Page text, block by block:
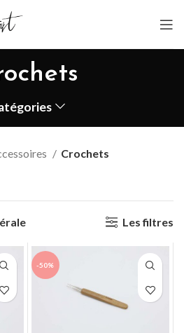
Crochets
Les filtres
-50%